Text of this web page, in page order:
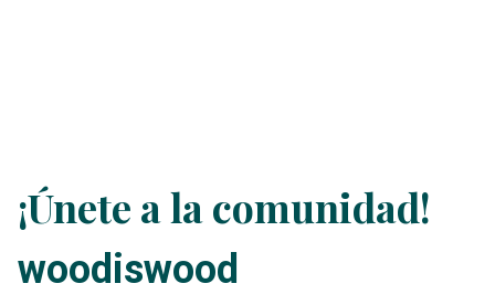
¡Únete a la comunidad!
woodiswood